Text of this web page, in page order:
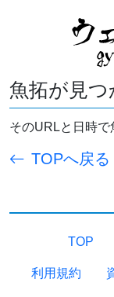
魚拓が見つ
そのURLと日時で
TOPへ戻る
TOP
利用規約